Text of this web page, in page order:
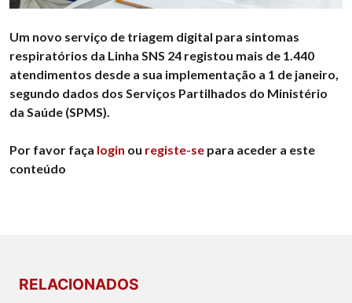
Um novo serviço de triagem digital para sintomas
respiratórios da Linha SNS 24 registou mais de 1.440
atendimentos desde a sua implementação a 1 de janeiro,
segundo dados dos Serviços Partilhados do Ministério
da Saúde (SPMS).
Por favor faça login ou registe-se para aceder a este
conteúdo
RELACIONADOS